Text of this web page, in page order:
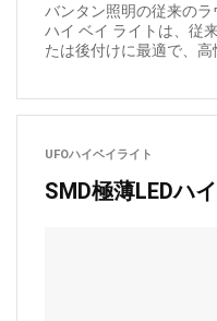
バンタン照明の従来のラ
ハイ ベイ ライトは、従
たは後付けに最適で、高
UFOハイベイライト
SMD極薄LEDハ